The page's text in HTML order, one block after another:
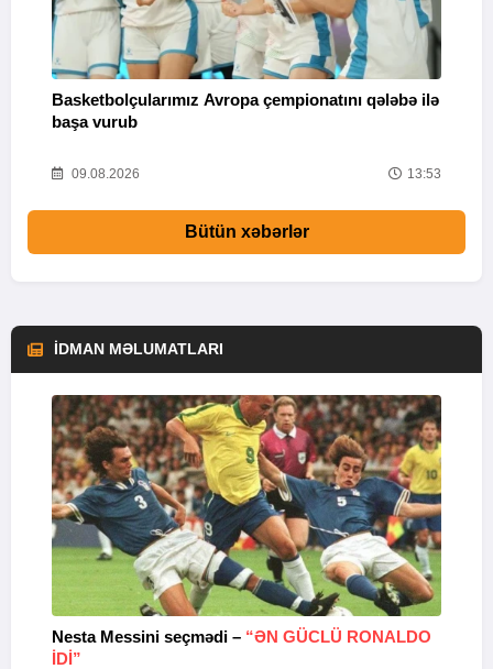
Basketbolçularımız Avropa çempionatını qələbə ilə
başa vurub
09.08.2026 13:53
Bütün xəbərlər
İDMAN MƏLUMATLARI
Nesta Messini seçmədi – “ƏN GÜCLÜ RONALDO
IDI”